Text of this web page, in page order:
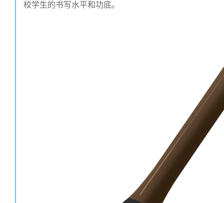
校学生的书写水平和功底。